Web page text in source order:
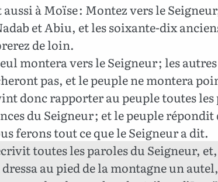
à Moïse : Montez vers le
et Abiu, et les soixante-dix
de loin.
montera vers le Seigneur ; les autres
pas, et le peuple ne montera
donc rapporter au peuple toutes les
du Seigneur ; et le peuple répondit
ferons tout ce que le Seigneur a dit.
toutes les paroles du Seigneur,
au pied de la montagne un